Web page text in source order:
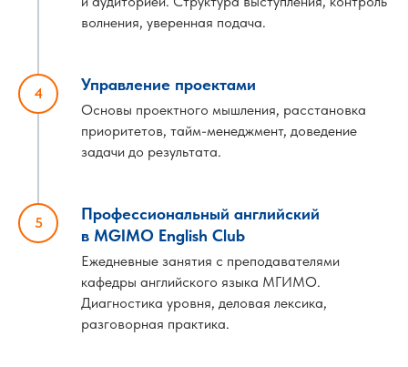
волнения, уверенная подача.
Управление проектами
Основы проектного мышления, расстановка
приоритетов, тайм-менеджмент, доведение
задачи до результата.
Профессиональный английский
в MGIMO English Club
Ежедневные занятия с преподавателями
кафедры английского языка МГИМО.
Диагностика уровня, деловая лексика,
разговорная практика.